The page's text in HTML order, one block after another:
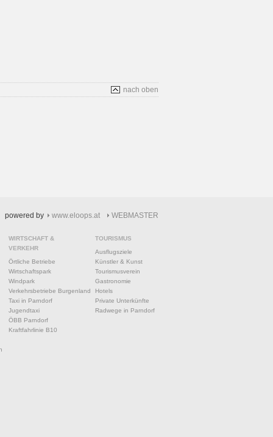
nach oben
powered by www.eloops.at WEBMASTER
WIRTSCHAFT &
VERKEHR
Örtliche Betriebe
Wirtschaftspark
Windpark
Verkehrsbetriebe Burgenland
Taxi in Parndorf
Jugendtaxi
ÖBB Parndorf
Kraftfahrlinie B10
TOURISMUS
Ausflugsziele
Künstler & Kunst
Tourismusverein
Gastronomie
Hotels
Private Unterkünfte
Radwege in Parndorf